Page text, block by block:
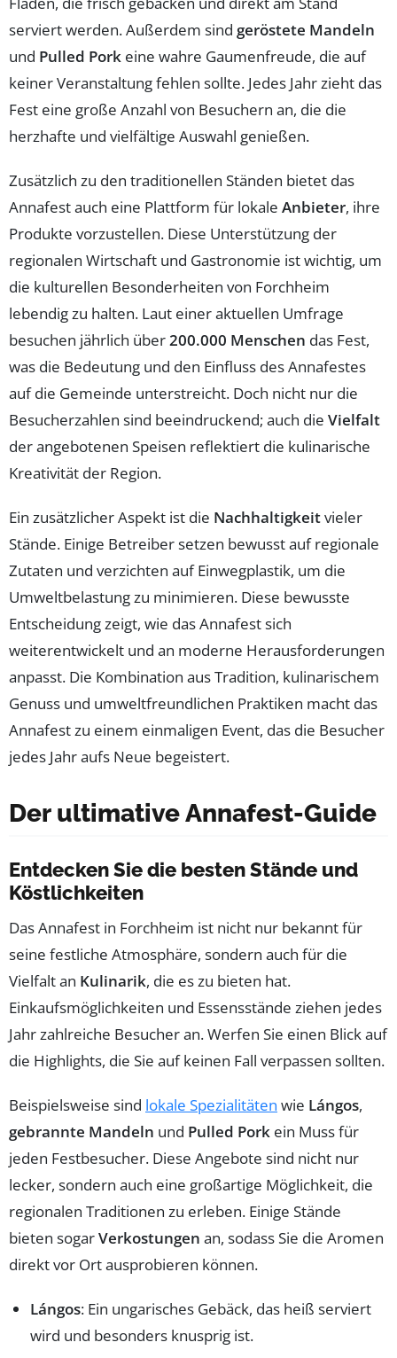
serviert werden. Außerdem sind geröstete Mandeln
und Pulled Pork eine wahre Gaumenfreude, die auf
keiner Veranstaltung fehlen sollte. Jedes Jahr zieht das
Fest eine große Anzahl von Besuchern an, die die
herzhafte und vielfältige Auswahl genießen.
Zusätzlich zu den traditionellen Ständen bietet das
Annafest auch eine Plattform für lokale Anbieter, ihre
Produkte vorzustellen. Diese Unterstützung der
regionalen Wirtschaft und Gastronomie ist wichtig, um
die kulturellen Besonderheiten von Forchheim
lebendig zu halten. Laut einer aktuellen Umfrage
besuchen jährlich über200.000 Menschen das Fest,
was die Bedeutung und den Einfluss des Annafestes
auf die Gemeinde unterstreicht. Doch nicht nur die
Besucherzahlen sind beeindruckend; auch die Vielfalt
der angebotenen Speisen reflektiert die kulinarische
Kreativität der Region.
Ein zusätzlicher Aspekt ist die Nachhaltigkeitvieler
Stände. Einige Betreiber setzen bewusst auf regionale
Zutaten und verzichten auf Einwegplastik, um die
Umweltbelastung zu minimieren. Diese bewusste
Entscheidung zeigt, wie das Annafest sich
weiterentwickelt und an moderne Herausforderungen
anpasst. Die Kombination aus Tradition, kulinarischem
Genuss und umweltfreundlichen Praktiken macht das
Annafest zu einem einmaligen Event, das die Besucher
jedes Jahr aufs Neue begeistert.
Der ultimative Annafest-Guide
Entdecken Sie die besten Stände und
Köstlichkeiten
Das Annafest in Forchheim ist nicht nur bekannt für
seine festliche Atmosphäre, sondern auch für die
Vielfalt an Kulinarik, die es zu bieten hat.
Einkaufsmöglichkeiten und Essensstände ziehen jedes
Jahr zahlreiche Besucher an. Werfen Sie einen Blick auf
die Highlights, die Sie auf keinen Fall verpassen sollten.
Beispielsweise sind lokale Spezialitäten wie Lángos,
gebrannte Mandeln und Pulled Pork ein Muss für
jeden Festbesucher. Diese Angebote sind nicht nur
lecker, sondern auch eine großartige Möglichkeit, die
regionalen Traditionen zu erleben. Einige Stände
bieten sogarVerkostungen an, sodass Sie die Aromen
direkt vor Ort ausprobieren können.
Lángos: Ein ungarisches Gebäck, das heiß serviert
wird und besonders knusprig ist.